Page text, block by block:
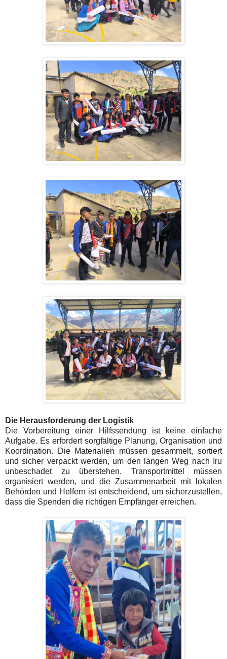
Die Herausforderung der Logistik
Die Vorbereitung einer Hilfssendung ist keine einfache
Aufgabe. Es erfordert sorgfältige Planung, Organisation und
Koordination. Die Materialien müssen gesammelt, sortiert
und sicher verpackt werden, um den langen Weg nach Iru
unbeschadet zu überstehen. Transportmittel müssen
organisiert werden, und die Zusammenarbeit mit lokalen
Behörden und Helfern ist entscheidend, um sicherzustellen,
dass die Spenden die richtigen Empfänger erreichen.